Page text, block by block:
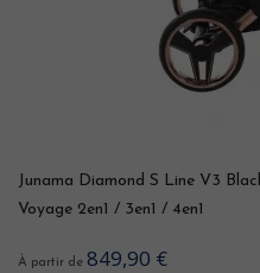
Junama Diamond S Line V3
Voyage 2en1 / 3en1 / 4en1
À partir de 849,90 €